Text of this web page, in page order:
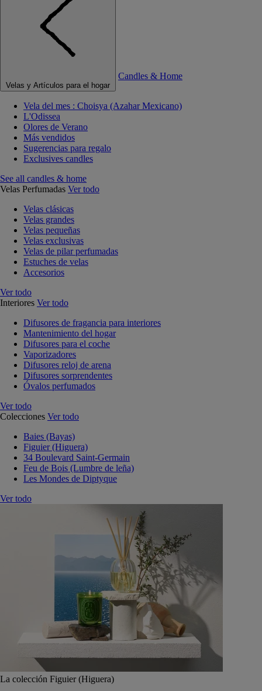
Velas y Artículos para el hogar
Candles & Home
Vela del mes : Choisya (Azahar Mexicano)
L'Odissea
Olores de Verano
Más vendidos
Sugerencias para regalo
Exclusives candles
See all candles & home
Velas Perfumadas Ver todo
Velas clásicas
Velas grandes
Velas pequeñas
Velas exclusivas
Velas de pilar perfumadas
Estuches de velas
Accesorios
Ver todo
Interiores Ver todo
Difusores de fragancia para interiores
Mantenimiento del hogar
Difusores para el coche
Vaporizadores
Difusores reloj de arena
Difusores sorprendentes
Óvalos perfumados
Ver todo
Colecciones Ver todo
Baies (Bayas)
Figuier (Higuera)
34 Boulevard Saint-Germain
Feu de Bois (Lumbre de leña)
Les Mondes de Diptyque
Ver todo
La colección Figuier (Higuera)